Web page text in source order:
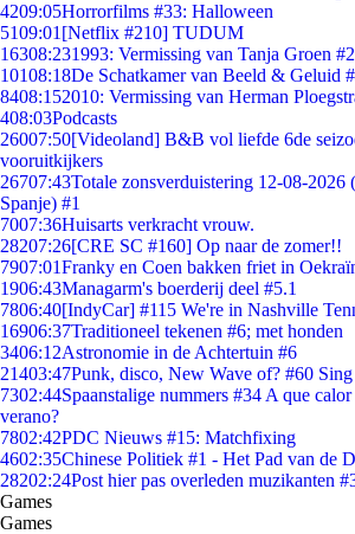
4209:05Horrorfilms #33: Halloween
5109:01 [Netflix #210] TUDUM
16308:231993: Vermissing van Tanja Groen #2
10108:18De Schatkamer van Beeld & Geluid
8408:152010: Vermissing van Herman
408:03Podcasts
26007:50[Videoland] B&B vol liefde 6de
vooruitkijkers
26707:43Totale zonsverduistering 12-08-2026
Spanje) #1
7007:36Huisarts verkracht vrouw.
28207:26[CRE SC #160] Op naar de zomer!!
7907:01Franky en Coen bakken friet in
1906:43Managarm's boerderij deel #5.1
7806:40[IndyCar] #115 We're in Nashville
16906:37Traditioneel tekenen #6; met honden
3406:12Astronomie in de Achtertuin #6
21403:47Punk, disco, New Wave of? #60
7302:44Spaanstalige nummers #34 A que
verano?
7802:42PDC Nieuws #15: Matchfixing
4602:35Chinese Politiek #1 - Het Pad van de
28202:24Post hier pas overleden muzikanten
Games
Games